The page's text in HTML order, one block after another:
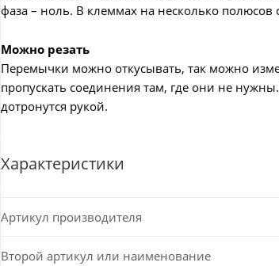
фаза – ноль. В клеммах на несколько
Можно резать
Перемычки можно откусывать, так можно
пропускать соединения там, где они не
дотронутся рукой.
Характеристики
Артикул производителя
Второй артикул или наименование